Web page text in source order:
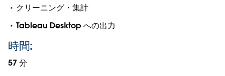
クリーニング・集計
Tableau Desktop への出力
時間:
57 分